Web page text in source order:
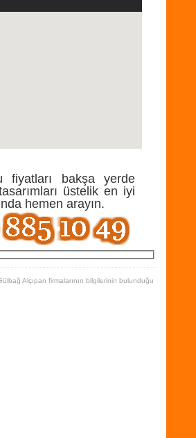
bakşa yerde
üstelik en iyi
hemen arayın.
Alçıpan firmalarının bilgilerinin bulunduğu